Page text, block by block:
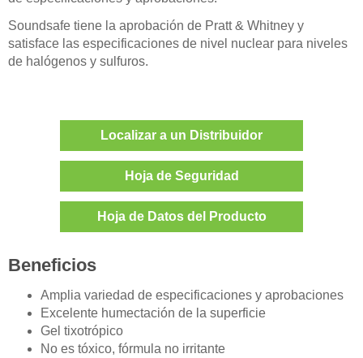
Soundsafe tiene la aprobación de Pratt & Whitney y
satisface las especificaciones de nivel nuclear para niveles
de halógenos y sulfuros.
Localizar a un Distribuidor
Hoja de Seguridad
Hoja de Datos del Producto
Beneficios
Amplia variedad de especificaciones y aprobaciones
Excelente humectación de la superficie
Gel tixotrópico
No es tóxico, fórmula no irritante